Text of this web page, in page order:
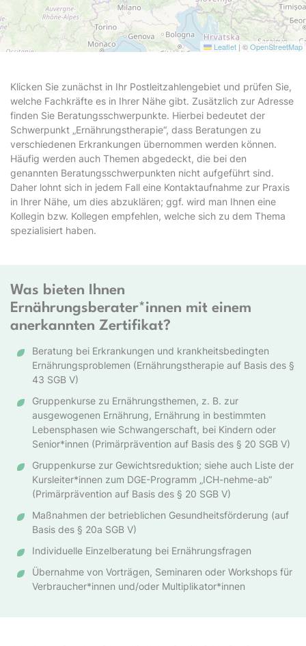
Leaflet | ©OpenStreetMap
Klicken Sie zunächst in Ihr Postleitzahlengebiet und prüfen Sie,
welche Fachkräfte es in Ihrer Nähe gibt. Zusätzlich zur Adresse
finden Sie Beratungsschwerpunkte. Hierbei bedeutet der
Schwerpunkt „Ernährungstherapie“, dass Beratungen zu
verschiedenen Erkrankungen übernommen werden können.
Häufig werden auch Themen abgedeckt, die bei den
genannten Beratungsschwerpunkten nicht aufgeführt sind.
Daher lohnt sich in jedem Fall eine Kontaktaufnahme zur Praxis
in Ihrer Nähe, um dies abzuklären; ggf. wird man Ihnen eine
Kollegin bzw. Kollegen empfehlen, welche sich zu dem Thema
spezialisiert haben.
Was bieten Ihnen
Ernährungsberater*innen mit einem
anerkannten Zertifikat?
Beratung bei Erkrankungen und krankheitsbedingten
Ernährungsproblemen (Ernährungstherapie auf Basis des §
43 SGB V)
Gruppenkurse zu Ernährungsthemen, z. B. zur
ausgewogenen Ernährung, Ernährung in bestimmten
Lebensphasen wie Schwangerschaft, bei Kindern oder
Senior*innen (Primärprävention auf Basis des § 20 SGB V)
Gruppenkurse zur Gewichtsreduktion; siehe auch Liste der
Kursleiter*innen zum DGE-Programm „ICH-nehme-ab“
(Primärprävention auf Basis des § 20 SGB V)
Maßnahmen der betrieblichen Gesundheitsförderung (auf
Basis des § 20a SGB V)
Individuelle Einzelberatung bei Ernährungsfragen
Übernahme von Vorträgen, Seminaren oder Workshops für
Verbraucher*innen und/oder Multiplikator*innen